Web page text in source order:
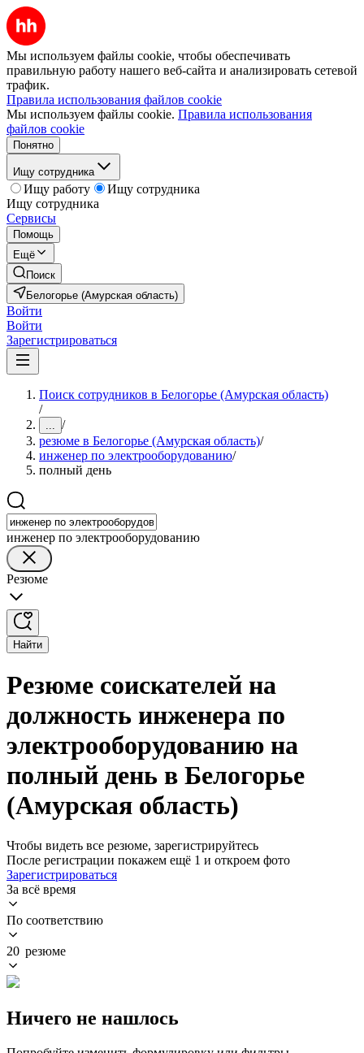
Мы используем файлы cookie, чтобы обеспечивать
правильную работу нашего веб-сайта и анализировать сетевой
трафик.
Правила использования файлов cookie
Мы используем файлы cookie. Правила использования
файлов cookie
Понятно
Ищу сотрудника
Ищу работу
Ищу сотрудника
Ищу сотрудника
Сервисы
Помощь
Ещё
Поиск
Белогорье (Амурская область)
Войти
Войти
Зарегистрироваться
Поиск сотрудников в Белогорье (Амурская область)
/
... /
резюме в Белогорье (Амурская область)/
инженер по электрооборудованию/
полный день
инженер по электрооборудованию
Резюме
Найти
Резюме соискателей на
должность инженера по
электрооборудованию на
полный день в Белогорье
(Амурская область)
Чтобы видеть все резюме, зарегистрируйтесь
После регистрации покажем ещё 1 и откроем фото
Зарегистрироваться
За всё время
По соответствию
20 резюме
Ничего не нашлось